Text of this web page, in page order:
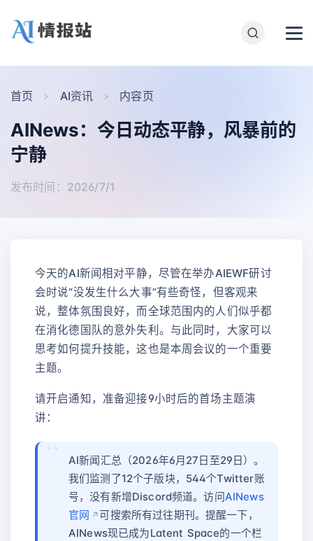
首页 AI资讯 内容页
AINews：今日动态平静，风暴前的
宁静
发布时间：2026/7/1
今天的AI新闻相对平静，尽管在举办AIEWF研讨
会时说“没发生什么大事”有些奇怪，但客观来
说，整体氛围良好，而全球范围内的人们似乎都
在消化德国队的意外失利。与此同时，大家可以
思考如何提升技能，这也是本周会议的一个重要
主题。
请开启通知，准备迎接9小时后的首场主题演
讲：
AI新闻汇总（2026年6月27日至29日）。
我们监测了12个子版块，544个Twitter账
号，没有新增Discord频道。访问AINews
官网
可搜索所有过往期刊。提醒一下，
AINews现已成为Latent Space的一个栏